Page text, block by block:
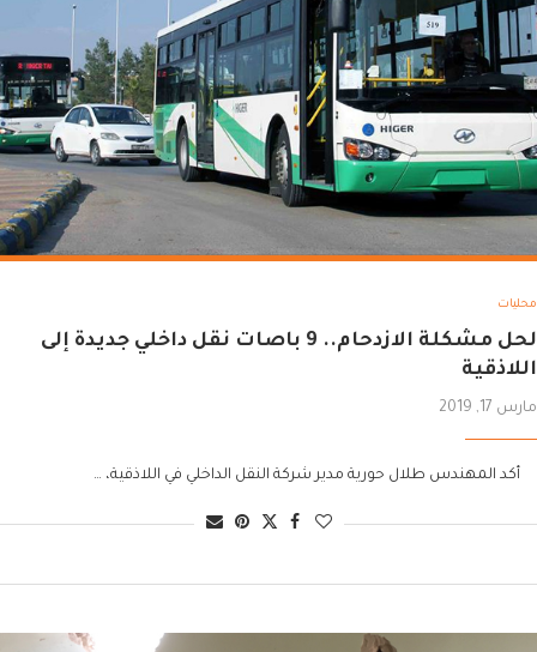
محليات
لحل مشكلة الازدحام.. 9 باصات نقل داخلي جديدة إلى
اللاذقية
مارس 17, 2019
أكد المهندس طلال حورية مدير شركة النقل الداخلي في اللاذقية، …